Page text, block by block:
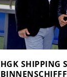
HGK SHIPPING